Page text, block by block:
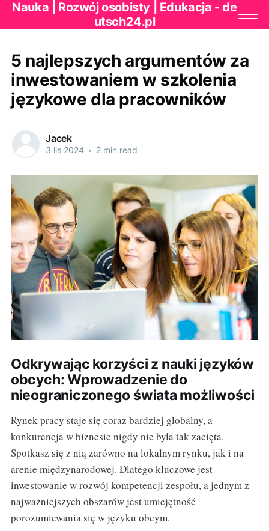
Nauka | Rozwój osobisty | Edukacja - de
utsch24.pl
5 najlepszych argumentów za
inwestowaniem w szkolenia
językowe dla pracowników
Jacek
3 lis 2024 • 2 min read
Odkrywając korzyści z nauki języków
obcych: Wprowadzenie do
nieograniczonego świata możliwości
Rynek pracy staje się coraz bardziej globalny, a
konkurencja w biznesie nigdy nie była tak zacięta.
Spotkasz się z nią zarówno na lokalnym rynku, jak i na
arenie międzynarodowej. Dlatego kluczowe jest
inwestowanie w rozwój kompetencji zespołu, a jednym z
najważniejszych obszarów jest umiejętność
porozumiewania się w języku obcym.